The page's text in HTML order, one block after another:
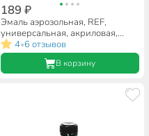
189 ₽
Эмаль аэрозольная, REF,
универсальная, акриловая,
матовая, белая, 520 мл
4•6 отзывов
В корзину